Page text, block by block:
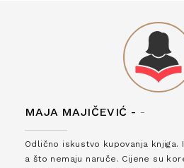
MAJA MAJIČEVIĆ - -
Odlično iskustvo kupovanja knjiga.
a što nemaju naruče. Cijene su